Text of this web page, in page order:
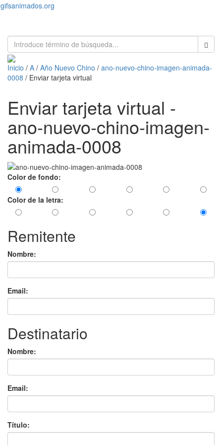
gifsanimados.org
Inicio / A / Año Nuevo Chino / ano-nuevo-chino-imagen-animada-
0008 / Enviar tarjeta virtual
Enviar tarjeta virtual -
ano-nuevo-chino-imagen-
animada-0008
Color de fondo:
Color de la letra:
Remitente
Nombre:
Email:
Destinatario
Nombre:
Email:
Título: